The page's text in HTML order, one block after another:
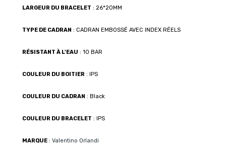
LARGEUR DU BRACELET : 26*20MM
TYPE DE CADRAN : CADRAN EMBOSSÉ AVEC INDEX RÉELS
RÉSISTANT À L'EAU : 10 BAR
COULEUR DU BOITIER : IPS
COULEUR DU CADRAN : Black
COULEUR DU BRACELET : IPS
MARQUE : Valentino Orlandi